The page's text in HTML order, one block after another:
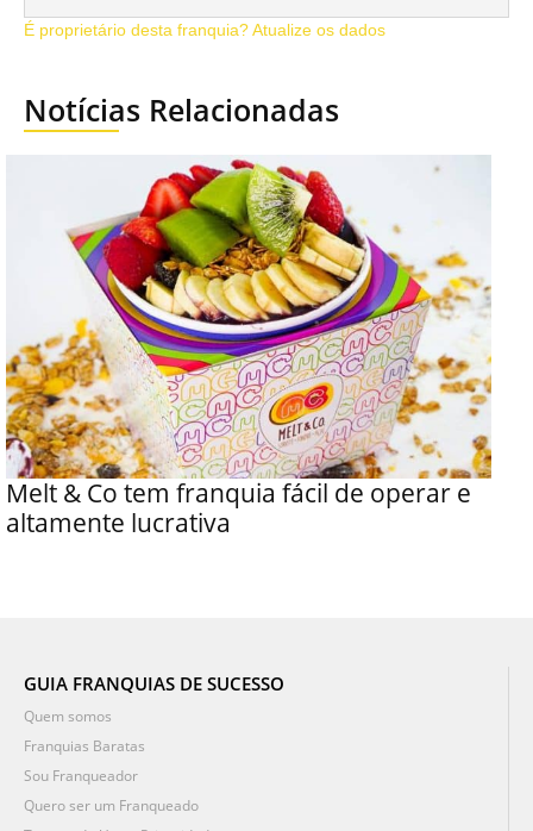
É proprietário desta franquia? Atualize os dados
Notícias Relacionadas
Melt & Co tem franquia fácil de operar e
altamente lucrativa
GUIA FRANQUIAS DE SUCESSO
Quem somos
Franquias Baratas
Sou Franqueador
Quero ser um Franqueado